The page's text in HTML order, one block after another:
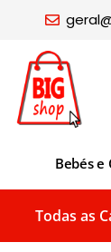
Bebés e
Todas as